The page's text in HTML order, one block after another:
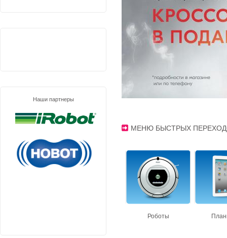
МЕНЮ БЫСТРЫХ
Роботы
Наши партнеры